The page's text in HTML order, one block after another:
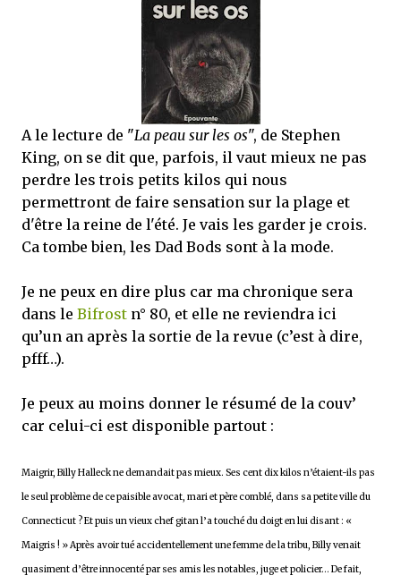
mettre sous tous les yeux. C'est cela...
A le lecture de "La peau sur les os", de Stephen
King, on se dit que, parfois, il vaut mieux ne pas
perdre les trois petits kilos qui nous
permettront de faire sensation sur la plage et
d'être la reine de l'été. Je vais les garder je crois.
Ca tombe bien, les Dad Bods sont à la mode.
Je ne peux en dire plus car ma chronique sera
dans le Bifrost n° 80, et elle ne reviendra ici
qu’un an après la sortie de la revue (c’est à dire,
pfff…).
Je peux au moins donner le résumé de la couv’
car celui-ci est disponible partout :
Maigrir, Billy Halleck ne demandait pas mieux. Ses cent dix kilos n’étaient-ils pas
le seul problème de ce paisible avocat, mari et père comblé, dans sa petite ville du
Connecticut ? Et puis un vieux chef gitan l’a touché du doigt en lui disant : «
Maigris ! » Après avoir tué accidentellement une femme de la tribu, Billy venait
quasiment d’être innocenté par ses amis les notables, juge et policier… De fait,